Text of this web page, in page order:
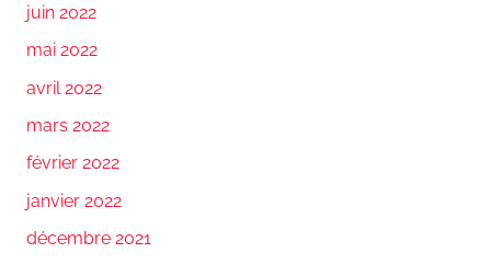
juin 2022
mai 2022
avril 2022
mars 2022
février 2022
janvier 2022
décembre 2021